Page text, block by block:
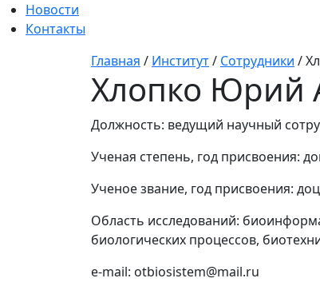
Новости
Контакты
Главная / Институт/ Сотрудники /
Хлопко Юрий
Должность: ведущий научный
Ученая степень, год присвоения:
Ученое звание, год присвоения:
Область исследований:
биологических процессов,
e-mail: otbiosistem@mail.ru